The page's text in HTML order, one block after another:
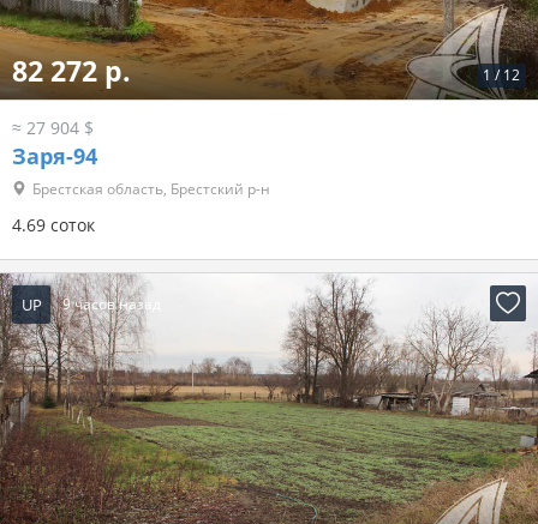
1 / 12
82 272 р.
≈ 27 904 $
Заря-94
Брестская область, Брестский р-н
4.69 соток
UP 9 часов назад